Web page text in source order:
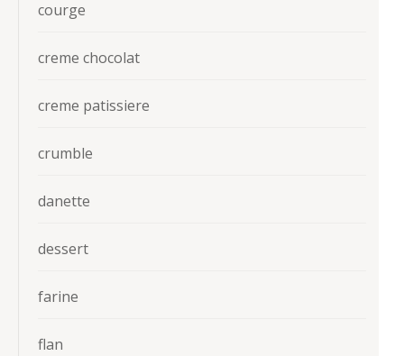
courge
creme chocolat
creme patissiere
crumble
danette
dessert
farine
flan